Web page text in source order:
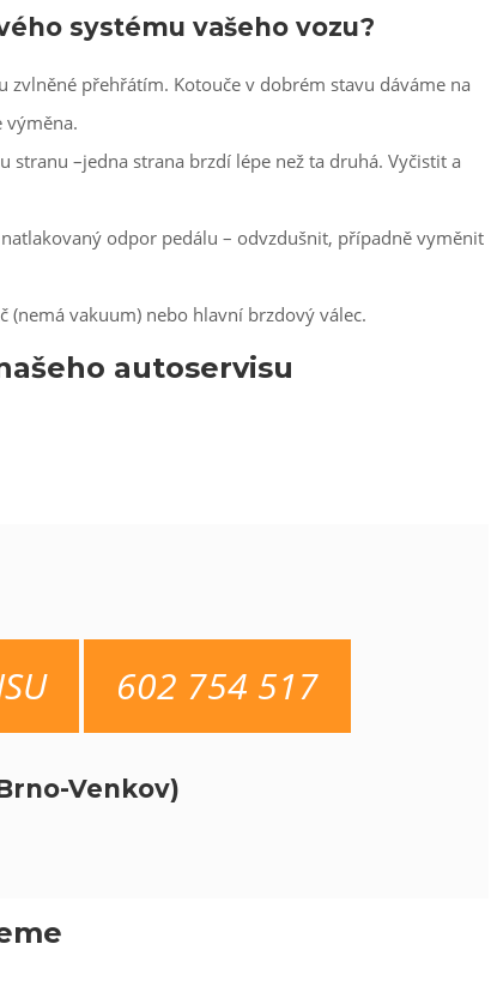
systému vašeho vozu?
přehřátím. Kotouče v dobrém stavu dáváme na
výměna.
–jedna strana brzdí lépe než ta druhá. Vyčistit a
odpor pedálu – odvzdušnit, případně vyměnit
(nemá vakuum) nebo hlavní brzdový válec.
autoservisu
602 754 517
Venkov)